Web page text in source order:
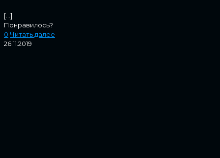
[…]
Понравилось?
0 Читать далее
26.11.2019